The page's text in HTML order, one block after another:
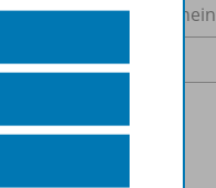
,Religion allgemein